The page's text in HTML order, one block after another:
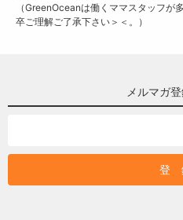
（GreenOceanは働くママスタッフが
卒ご理解ご了承下さい＞＜。）
メルマガ